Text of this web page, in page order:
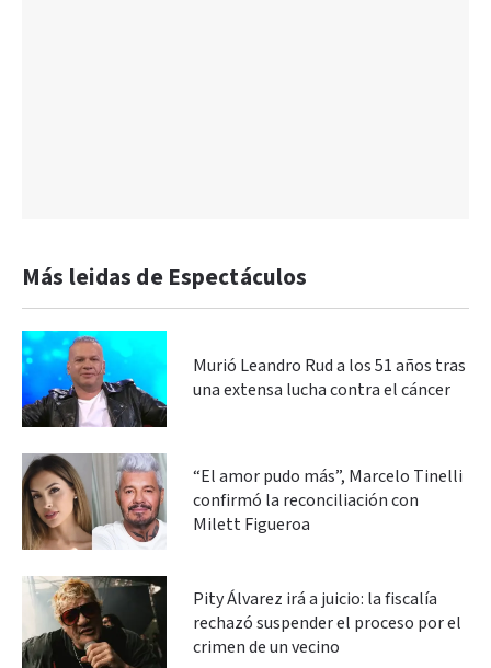
Más leidas de Espectáculos
Murió Leandro Rud a los 51 años tras
una extensa lucha contra el cáncer
“El amor pudo más”, Marcelo Tinelli
confirmó la reconciliación con
Milett Figueroa
Pity Álvarez irá a juicio: la fiscalía
rechazó suspender el proceso por el
crimen de un vecino